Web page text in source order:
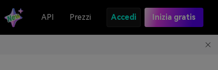
API Prezzi Accedi Inizia gratis